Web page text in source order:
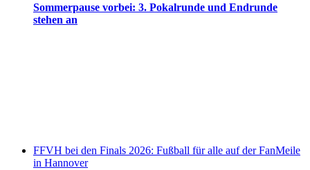
Sommerpause vorbei: 3. Pokalrunde und Endrunde
stehen an
FFVH bei den Finals 2026: Fußball für alle auf der FanMeile
in Hannover